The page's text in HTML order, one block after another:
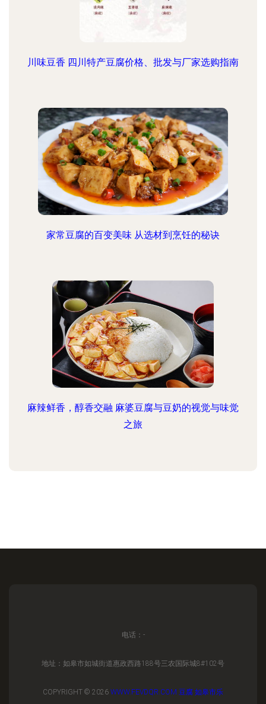
川味豆香 四川特产豆腐价格、批发与厂家选购指南
家常豆腐的百变美味 从选材到烹饪的秘诀
麻辣鲜香，醇香交融 麻婆豆腐与豆奶的视觉与味觉
之旅
电话：-
地址：如皋市如城街道惠政西路188号三农国际城8#102号
COPYRIGHT © 2026 WWW.FEVDQR.COM 豆腐 如皋市乐